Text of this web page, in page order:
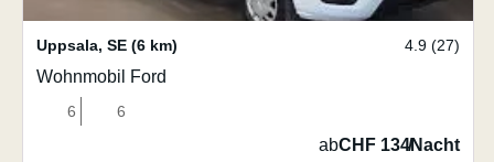
Uppsala, SE (6 km) 4.9 (27)
Wohnmobil Ford
6 6
abCHF 134/Nacht